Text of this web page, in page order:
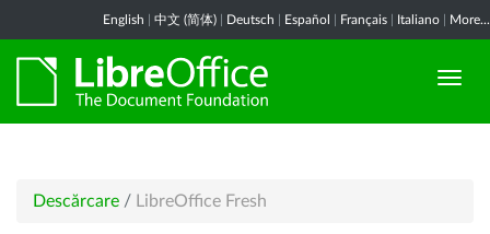
English 中文 (简体) Deutsch Español Français Italiano More...
Descărcare / LibreOffice Fresh